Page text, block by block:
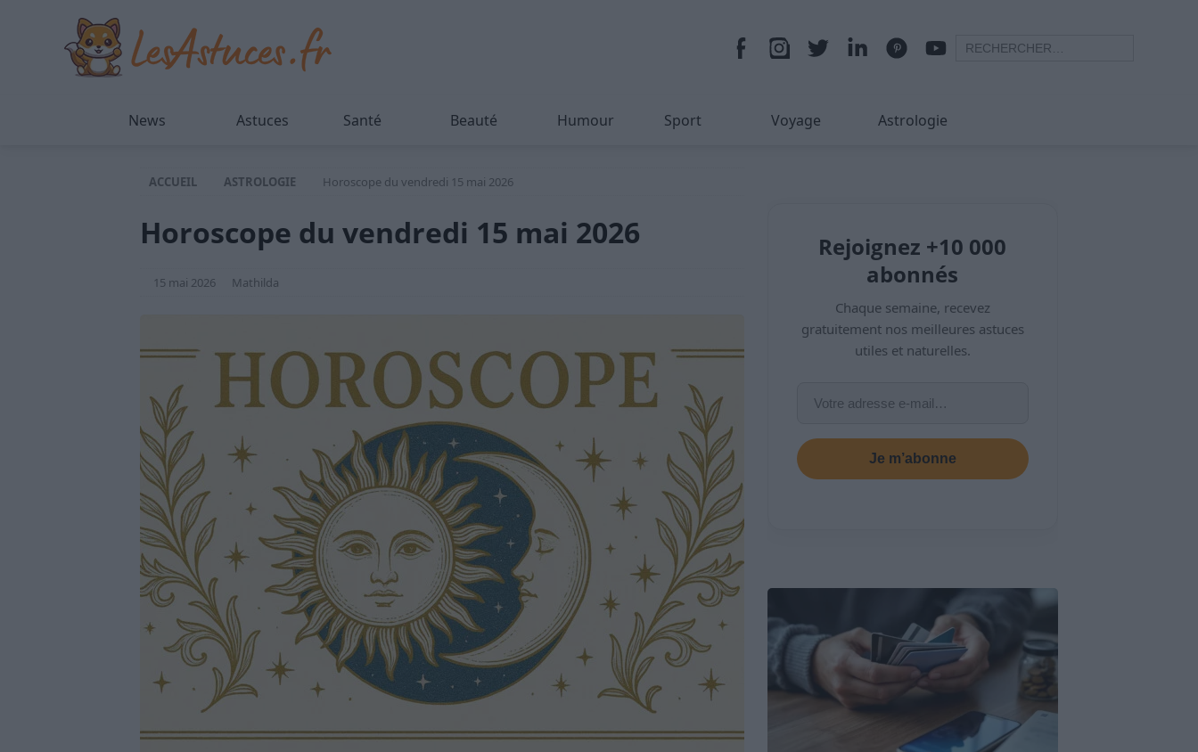
News Astuces Santé Beauté Humour Sport Voyage Astrologie
ACCUEIL ASTROLOGIE Horoscope du vendredi 15 mai 2026
Horoscope du vendredi 15 mai 2026
15 mai 2026 Mathilda
Rejoignez +10 000
abonnés
Chaque semaine, recevez
gratuitement nos meilleures astuces
utiles et naturelles.
Je m’abonne